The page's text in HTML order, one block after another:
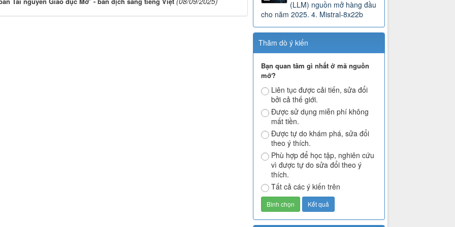
(LLM) nguồn mở hàng đầu
cho năm 2025. 4. Mistral-8x22b
Thăm dò ý kiến
Bạn quan tâm gì nhất ở mã nguồn
mở?
Liên tục được cải tiến, sửa đổi
bởi cả thế giới.
Được sử dụng miễn phí không
mất tiền.
Được tự do khám phá, sửa đổi
theo ý thích.
Phù hợp để học tập, nghiên cứu
vì được tự do sửa đổi theo ý
thích.
Tất cả các ý kiến trên